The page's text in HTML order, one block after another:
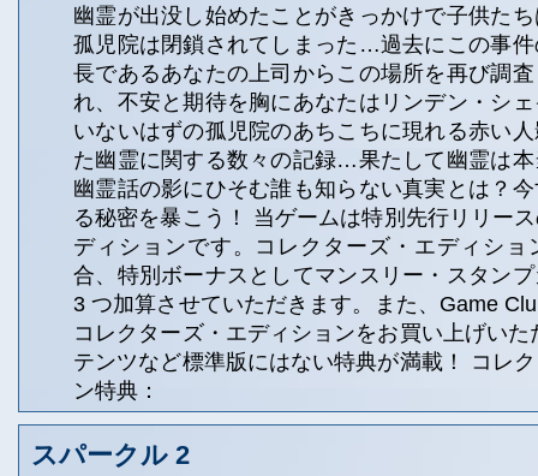
幽霊が出没し始めたことがきっかけで子供た
孤児院は閉鎖されてしまった…過去にこの事
長であるあなたの上司からこの場所を再び調
れ、不安と期待を胸にあなたはリンデン・シ
いないはずの孤児院のあちこちに現れる赤い
た幽霊に関する数々の記録…果たして幽霊は
幽霊話の影にひそむ誰も知らない真実とは？
る秘密を暴こう！ 当ゲームは特別先行リリー
ディションです。コレクターズ・エディショ
合、特別ボーナスとしてマンスリー・スタン
3 つ加算させていただきます。また、Game
コレクターズ・エディションをお買い上げい
テンツなど標準版にはない特典が満載！ コレ
ン特典：
スパークル 2